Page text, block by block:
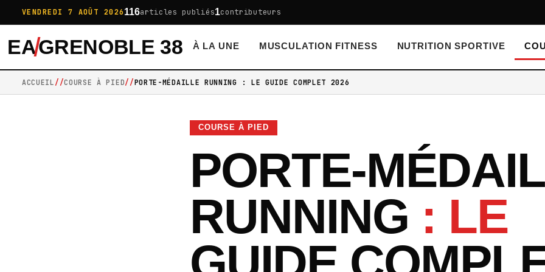
VENDREDI 7 AOÛT 2026116articles publiés1contributeurs
EAGRENOBLE 38 À LA UNE MUSCULATION FITNESS NUTRITION SPORTIVE
ACCUEIL COURSE À PIED PORTE-MÉDAILLE RUNNING : LE GUIDE COMPLET 2026
COURSE À PIED
PORTE-
RUNNING : LE